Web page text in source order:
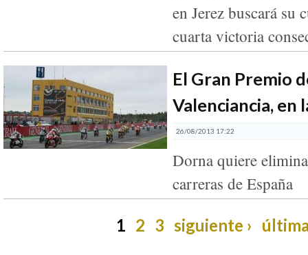
en Jerez buscará su
cuarta victoria
El Gran Premio
Valenciancia, en
26/08/2013 17:22
Dorna quiere
carreras de España
1 2 3 siguiente ›